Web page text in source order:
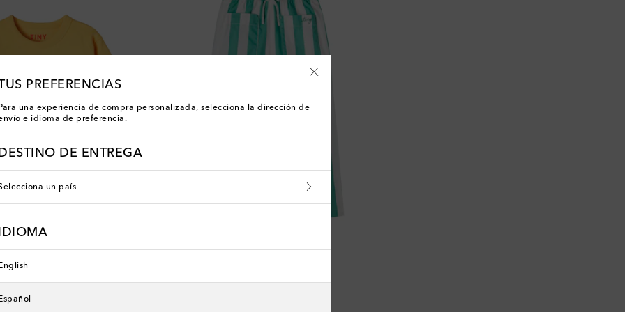
de descuento
€ 59
original price
€ 41
discount price
30% de descuento
PREFERENCIAS
Para una experiencia de compra personalizada, selecciona la dirección de
e idioma de preferencia.
DESTINO DE ENTREGA
un país
IDIOMA
English
Español